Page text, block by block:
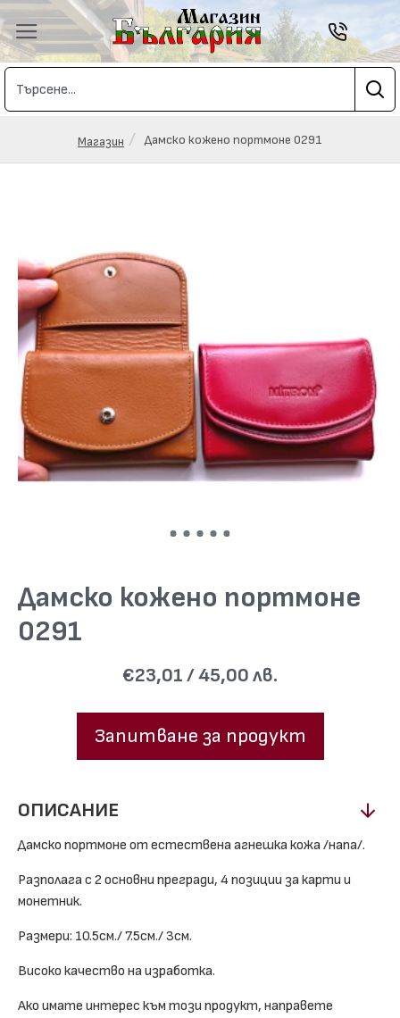
Магазин Дамско кожено портмоне 0291
Дамско кожено портмоне
0291
€23,01 / 45,00 лв.
Запитване за продукт
ОПИСАНИЕ
Дамско портмоне от естествена агнешка кожа /напа/.
Разполага с 2 основни прегради, 4 позиции за карти и
монетник.
Размери: 10.5см./ 7.5см./ 3см.
Високо качество на изработка.
Ако имате интерес към този продукт, направете